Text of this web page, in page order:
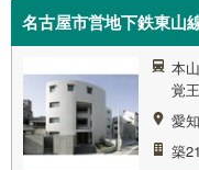
名古屋市営地下鉄東山
本
覚
愛
築